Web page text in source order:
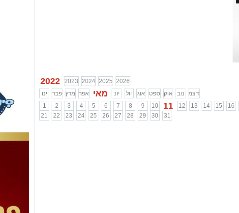
2022 2023 2024 2025 2026
ינו
פבר מרץ אפר מאי יונ יול אוג ספט אוק נוב
דצמ
1
2 3 4 5 6 7 8 9 10 11 12 13 14 15 16
21
22 23 24 25 26 27 28 29 30 31